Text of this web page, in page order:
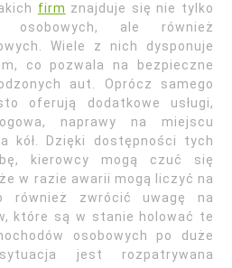
firm znajduje się nie tylko
osobowych, ale również
Wiele z nich dysponuje
co pozwala na bezpieczne
aut. Oprócz samego
oferują dodatkowe usługi,
naprawy na miejscu
kół. Dzięki dostępności tych
kierowcy mogą czuć się
w razie awarii mogą liczyć na
również zwrócić uwagę na
które są w stanie holować te
osobowych po duże
jest rozpatrywana